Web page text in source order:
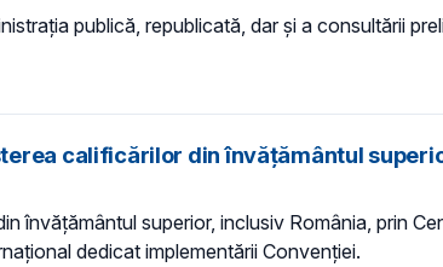
publică, republicată, dar și a consultării
calificărilor din învățământul
învățământul superior, inclusiv România, prin
dedicat implementării Convenției.